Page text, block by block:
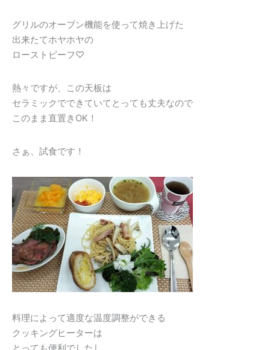
グリルのオーブン機能を使って焼き上げた
出来たてホヤホヤの
ローストビーフ♡
熱々ですが、この天板は
セラミックでできていてとっても丈夫なので
このまま直置きOK！
さぁ、試食です！
料理によって適度な温度調整ができる
クッキングヒーターは